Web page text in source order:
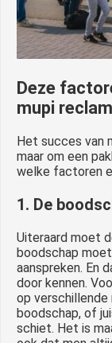
Deze
mupi
Het succes van
maar om een
welke factoren
1. De
Uiteraard moet
boodschap
aanspreken. En
door kennen.
op verschillende
boodschap, of
schiet. Het is